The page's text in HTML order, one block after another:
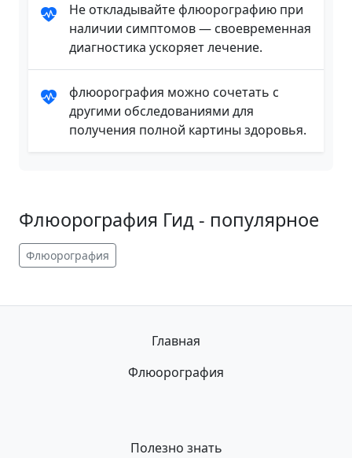
Не откладывайте флюорографию при
наличии симптомов — своевременная
диагностика ускоряет лечение.
флюорография можно сочетать с
другими обследованиями для
получения полной картины здоровья.
Флюорография Гид - популярное
Флюорография
Главная
Флюорография
Полезно знать